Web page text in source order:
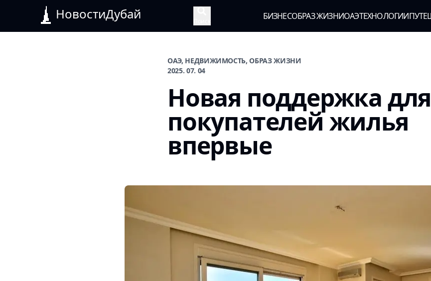
НовостиДубай БИЗНЕСОБРАЗ ЖИЗНИОАЭТЕХНОЛОГИИ
ОАЭ, НЕДВИЖИМОСТЬ, ОБРАЗ ЖИЗНИ
2025. 07. 04
Новая поддержка для
покупателей жилья
впервые